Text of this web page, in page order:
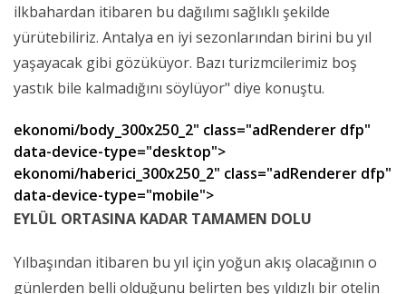
ilkbahardan itibaren bu dağılımı sağlıklı şekilde
yürütebiliriz. Antalya en iyi sezonlarından birini bu yıl
yaşayacak gibi gözüküyor. Bazı turizmcilerimiz boş
yastık bile kalmadığını söylüyor" diye konuştu.
ekonomi/body_300x250_2" class="adRenderer dfp"
data-device-type="desktop">
ekonomi/haberici_300x250_2" class="adRenderer dfp"
data-device-type="mobile">
EYLÜL ORTASINA KADAR TAMAMEN DOLU
Yılbaşından itibaren bu yıl için yoğun akış olacağının o
günlerden belli olduğunu belirten beş yıldızlı bir otelin